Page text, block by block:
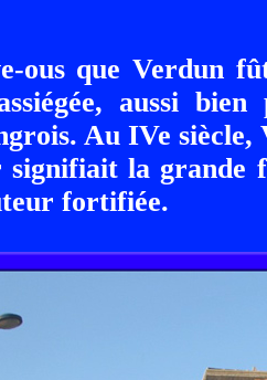
ous que Verdun
aussi
Au IVe
signifiait la grande
fortifiée.